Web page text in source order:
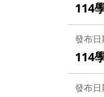
114
發布
114
發布